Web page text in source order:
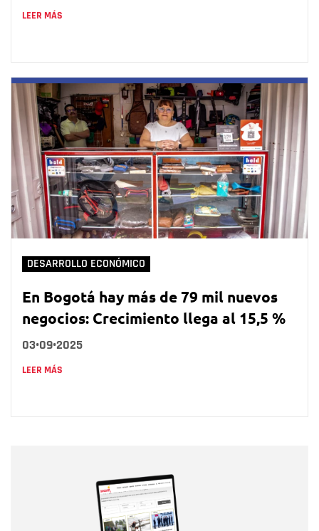
LEER MÁS
DESARROLLO ECONÓMICO
En Bogotá hay más de 79 mil nuevos
negocios: Crecimiento llega al 15,5 %
03•09•2025
LEER MÁS
Correo electrónico